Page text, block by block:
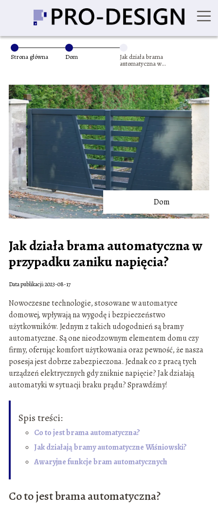
Strona główna Dom
Jak działa brama
automatyczna w
Dom
Jak działa brama automatyczna w
przypadku zaniku napięcia?
Data publikacji: 2023-08-17
Nowoczesne technologie, stosowane w automatyce
domowej, wpływają na wygodę i bezpieczeństwo
użytkowników. Jednym z takich udogodnień są bramy
automatyczne. Są one nieodzownym elementem domu czy
firmy, oferując komfort użytkowania oraz pewność, że nasza
posesja jest dobrze zabezpieczona. Jednak co z pracą tych
urządzeń elektrycznych gdy zniknie napięcie? Jak działają
automatyki w sytuacji braku prądu? Sprawdźmy!
Spis treści:
Co to jest brama automatyczna?
Jak działają bramy automatyczne Wiśniowski?
Awaryjne funkcje bram automatycznych
Co to jest brama automatyczna?